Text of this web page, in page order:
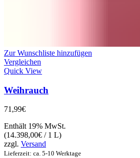
Zur Wunschliste hinzufügen
Vergleichen
Quick View
Weihrauch
71,99€
Enthält 19% MwSt.
(14.398,00€ / 1 L)
zzgl. Versand
Lieferzeit: ca. 5-10 Werktage